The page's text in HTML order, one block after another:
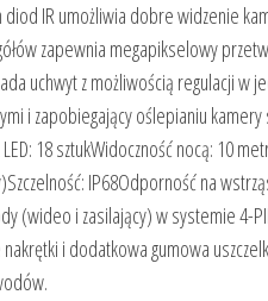
IR umożliwia dobre widzenie
zapewnia megapikselowy
uchwyt z możliwością regulacji w
i zapobiegający oślepianiu
18 sztukWidoczność nocą: 10
IP68Odporność na
(wideo i zasilający) w systemie 4-
i dodatkowa gumowa